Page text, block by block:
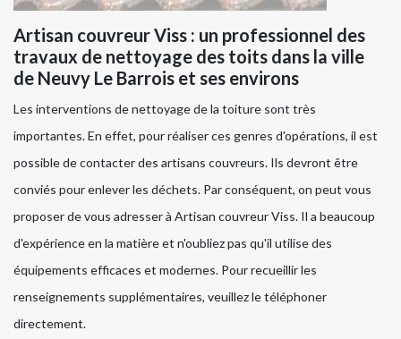
Artisan couvreur Viss : un professionnel des
travaux de nettoyage des toits dans la ville
de Neuvy Le Barrois et ses environs
Les interventions de nettoyage de la toiture sont très
importantes. En effet, pour réaliser ces genres d'opérations, il est
possible de contacter des artisans couvreurs. Ils devront être
conviés pour enlever les déchets. Par conséquent, on peut vous
proposer de vous adresser à Artisan couvreur Viss. Il a beaucoup
d'expérience en la matière et n'oubliez pas qu'il utilise des
équipements efficaces et modernes. Pour recueillir les
renseignements supplémentaires, veuillez le téléphoner
directement.